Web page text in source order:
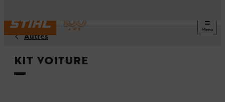
Menu
Autres
Kit voiture